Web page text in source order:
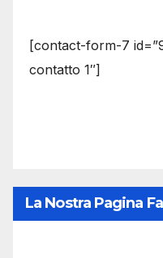
[contact-form-7
contatto 1″]
La Nostra Pagina